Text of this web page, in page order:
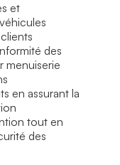
et
des
menuiserie
en assurant la
tout en
des